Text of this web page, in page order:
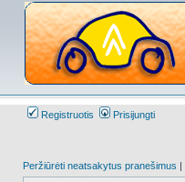
Registruotis Prisijungti
Peržiūrėti neatsakytus pranešimus |